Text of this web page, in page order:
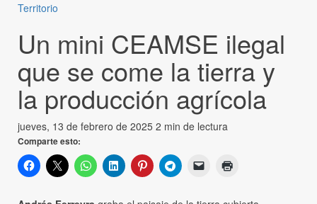
Territorio
Un mini CEAMSE ilegal
que se come la tierra y
la producción agrícola
jueves, 13 de febrero de 2025 2 min de lectura
Comparte esto: